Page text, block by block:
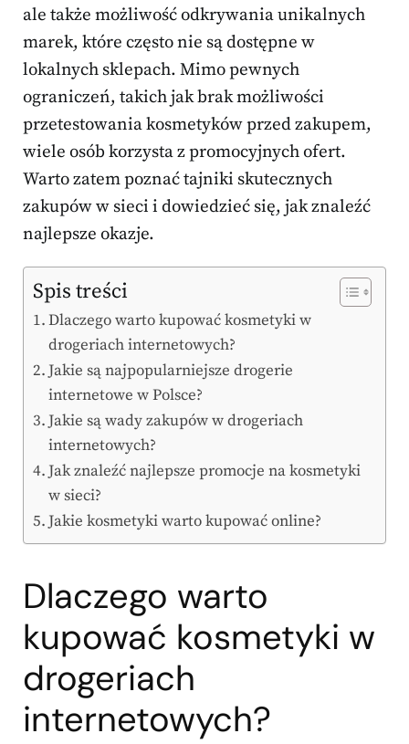
ale także możliwość odkrywania unikalnych
marek, które często nie są dostępne w
lokalnych sklepach. Mimo pewnych
ograniczeń, takich jak brak możliwości
przetestowania kosmetyków przed zakupem,
wiele osób korzysta z promocyjnych ofert.
Warto zatem poznać tajniki skutecznych
zakupów w sieci i dowiedzieć się, jak znaleźć
najlepsze okazje.
Spis treści
Dlaczego warto kupować kosmetyki w
drogeriach internetowych?
Jakie są najpopularniejsze drogerie
internetowe w Polsce?
Jakie są wady zakupów w drogeriach
internetowych?
Jak znaleźć najlepsze promocje na kosmetyki
w sieci?
Jakie kosmetyki warto kupować online?
Dlaczego warto
kupować kosmetyki w
drogeriach
internetowych?